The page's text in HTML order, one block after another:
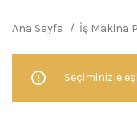
Ana Sayfa İş Makina
Seçiminizle